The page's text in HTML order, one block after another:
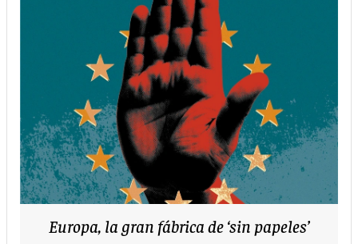
Europa, la gran fábrica de ‘sin papeles’